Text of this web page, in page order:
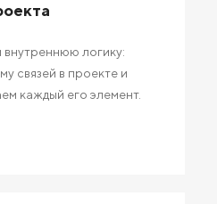
логику:
связей в проекте и
каждый его элемент.